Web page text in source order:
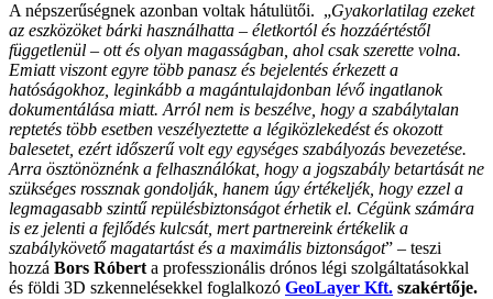
A népszerűségnek azonban voltak hátulütői. „Gyakorlatilag ezeket
az eszközöket bárki használhatta – életkortól és hozzáértéstől
függetlenül – ott és olyan magasságban, ahol csak szerette volna.
Emiatt viszont egyre több panasz és bejelentés érkezett a
hatóságokhoz, leginkább a magántulajdonban lévő ingatlanok
dokumentálása miatt. Arról nem is beszélve, hogy a szabálytalan
reptetés több esetben veszélyeztette a légiközlekedést és okozott
balesetet, ezért időszerű volt egy egységes szabályozás bevezetése.
Arra ösztönöznénk a felhasználókat, hogy a jogszabály betartását ne
szükséges rossznak gondolják, hanem úgy értékeljék, hogy ezzel a
legmagasabb szintű repülésbiztonságot érhetik el. Cégünk számára
is ez jelenti a fejlődés kulcsát, mert partnereink értékelik a
szabálykövető magatartást és a maximális biztonságot” – teszi
hozzá Bors Róbert a professzionális drónos légi szolgáltatásokkal
és földi 3D szkennelésekkel foglalkozó GeoLayer Kft. szakértője.